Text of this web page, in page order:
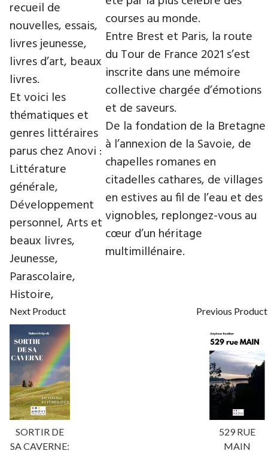
courses au monde.
Entre Brest et Paris, la route
du Tour de France 2021 s’est
inscrite dans une mémoire
collective chargée d’émotions
et de saveurs.
De la fondation de la Bretagne
à l’annexion de la Savoie, de
chapelles romanes en
citadelles cathares, de villages
en estives au fil de l’eau et des
vignobles, replongez-vous au
cœur d’un héritage
multimillénaire.
Next Product
SORTIR DE
SA CAVERNE:
Previous Product
529 RUE
MAIN
recueil de
nouvelles, essais,
livres jeunesse,
livres d’art, beaux
livres.
Et voici les
thématiques et
genres littéraires
parus chez Anovi :
Littérature
générale,
Développement
personnel, Arts et
beaux livres,
Jeunesse,
Parascolaire,
Histoire,